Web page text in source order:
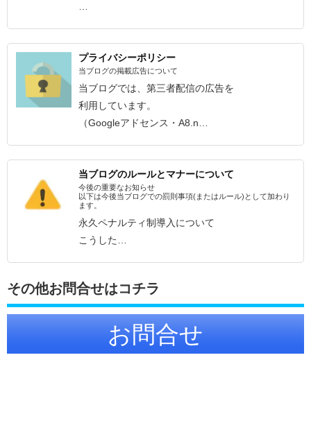
…
プライバシーポリシー
当ブログの掲載広告について
当ブログでは、第三者配信の広告を
利用しています。
（Googleアドセンス・A8.n…
当ブログのルールとマナーについて
今後の重要なお知らせ
以下は今後当ブログでの罰則事項(またはルール)として加わり
ます。
永久ペナルティ制導入について
こうした…
その他お問合せはコチラ
お問合せ